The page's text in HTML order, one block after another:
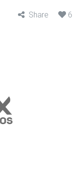
Share 6